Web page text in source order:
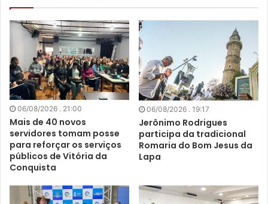
06/08/2026 . 21:00
Mais de 40 novos
servidores tomam posse
para reforçar os serviços
públicos de Vitória da
Conquista
06/08/2026 . 19:17
Jerônimo Rodrigues
participa da tradicional
Romaria do Bom Jesus da
Lapa